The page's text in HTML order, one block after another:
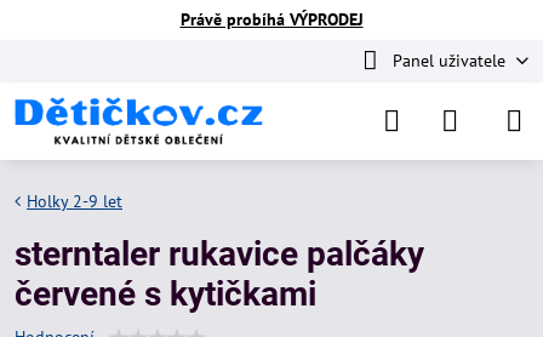
Právě probíhá VÝPRODEJ
Panel uživatele
Holky 2-9 let
sterntaler rukavice palčáky
červené s kytičkami